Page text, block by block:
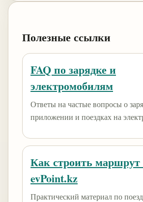
Полезные ссылки
FAQ по зарядке и
электромобилям
Ответы на частые вопросы о
приложении и поездках на
Как строить маршрут
evPoint.kz
Практический материал по